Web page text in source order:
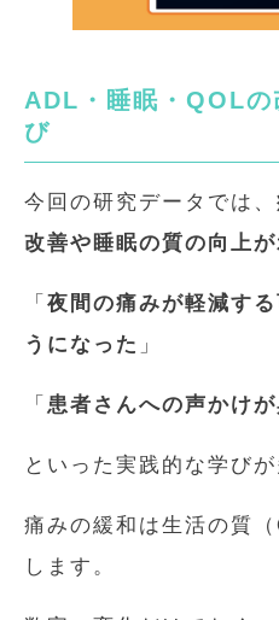
ADL・睡眠・QOLの
び
今回の研究データでは、
改善や睡眠の質の向上
「 夜間の痛みが軽減す
うになった 」
「 患者さんへの声かけ
といった実践的な学び
痛みの緩和は生活の質
します。